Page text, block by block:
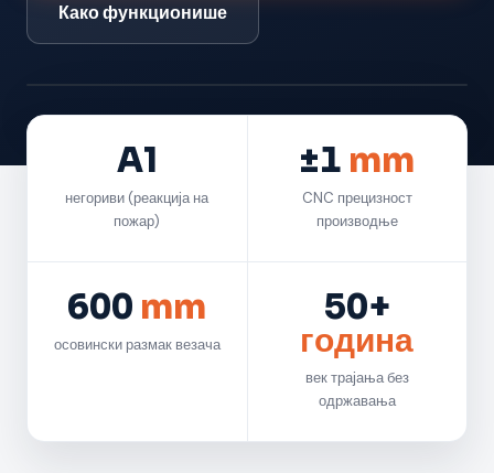
Како функционише
A1
негориви (реакција на
пожар)
±1 mm
CNC прецизност
производње
600 mm
осовински размак везача
50+
година
век трајања без
одржавања